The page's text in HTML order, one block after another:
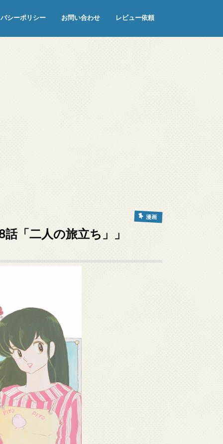
シーポリシー お問い合わせ レビュー依頼
漫画
「二人の旅立ち」」